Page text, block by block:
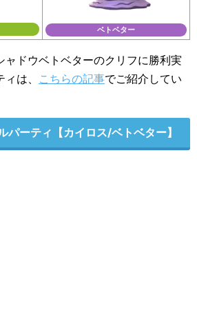
ベトベター
ャドウベトベターのクリフに勝利実
は、 こちらの記事でご紹介してい
パーティ【カイロス/ベトベター】